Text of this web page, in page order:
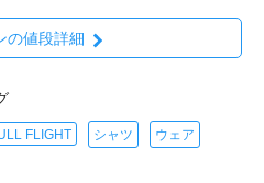
の値段詳細
FLIGHT シャツ ウェア